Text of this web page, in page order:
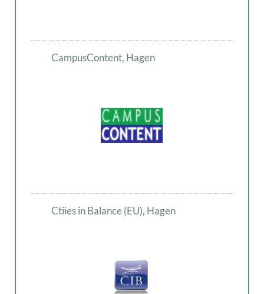
CampusContent, Hagen
Ctiies in Balance (EU), Hagen